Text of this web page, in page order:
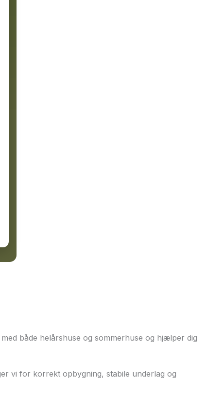
både helårshuse og sommerhuse og hjælper dig
vi for korrekt opbygning, stabile underlag og